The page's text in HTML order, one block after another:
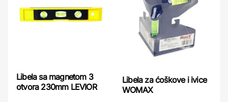
Libela sa magnetom 3
otvora 230mm LEVIOR
Libela za ćoškove i ivice
WOMAX